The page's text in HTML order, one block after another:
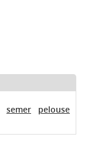
semer
pelouse